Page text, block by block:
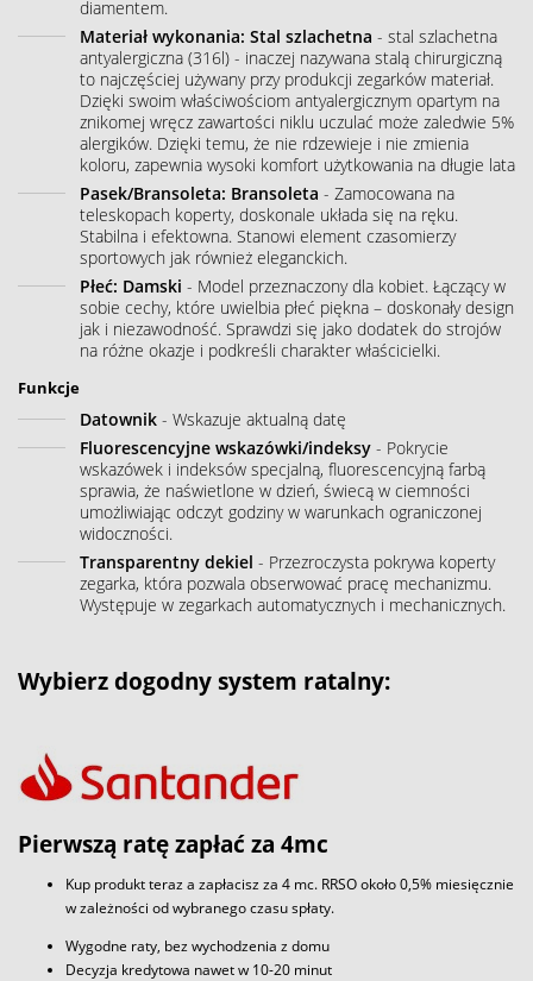
diamentem.
Materiał wykonania: Stal szlachetna - stal szlachetna
antyalergiczna (316l) - inaczej nazywana stalą chirurgiczną
to najczęściej używany przy produkcji zegarków materiał.
Dzięki swoim właściwościom antyalergicznym opartym na
znikomej wręcz zawartości niklu uczulać może zaledwie 5%
alergików. Dzięki temu, że nie rdzewieje i nie zmienia
koloru, zapewnia wysoki komfort użytkowania na długie lata
Pasek/Bransoleta: Bransoleta - Zamocowana na
teleskopach koperty, doskonale układa się na ręku.
Stabilna i efektowna. Stanowi element czasomierzy
sportowych jak również eleganckich.
Płeć: Damski - Model przeznaczony dla kobiet. Łączący w
sobie cechy, które uwielbia płeć piękna – doskonały design
jak i niezawodność. Sprawdzi się jako dodatek do strojów
na różne okazje i podkreśli charakter właścicielki.
Funkcje
Datownik - Wskazuje aktualną datę
Fluorescencyjne wskazówki/indeksy - Pokrycie
wskazówek i indeksów specjalną, fluorescencyjną farbą
sprawia, że naświetlone w dzień, świecą w ciemności
umożliwiając odczyt godziny w warunkach ograniczonej
widoczności.
Transparentny dekiel - Przezroczysta pokrywa koperty
zegarka, która pozwala obserwować pracę mechanizmu.
Występuje w zegarkach automatycznych i mechanicznych.
Wybierz dogodny system ratalny:
Pierwszą ratę zapłać za 4mc
Kup produkt teraz a zapłacisz za 4 mc. RRSO około 0,5% miesięcznie
w zależności od wybranego czasu spłaty.
Wygodne raty, bez wychodzenia z domu
Decyzja kredytowa nawet w 10-20 minut